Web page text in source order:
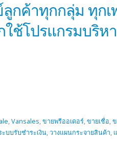
กค้าทุกกลุ่ม ทุกเ
ช้โปรแกรมบริห
,Vansales,ขายพรีออเดอร์,ขายเชื่อ,
ะบบรับชำระเงิน,วางแผนกระจายสินค้า,